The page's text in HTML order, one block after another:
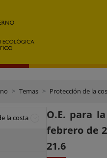
Temas Protección de la
la costa
O.E. para
febrero de
21.6